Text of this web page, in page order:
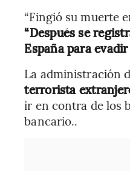
“Fingió su muerte
“Después se
España para
La administración
terrorista
ir en contra de los
bancario..